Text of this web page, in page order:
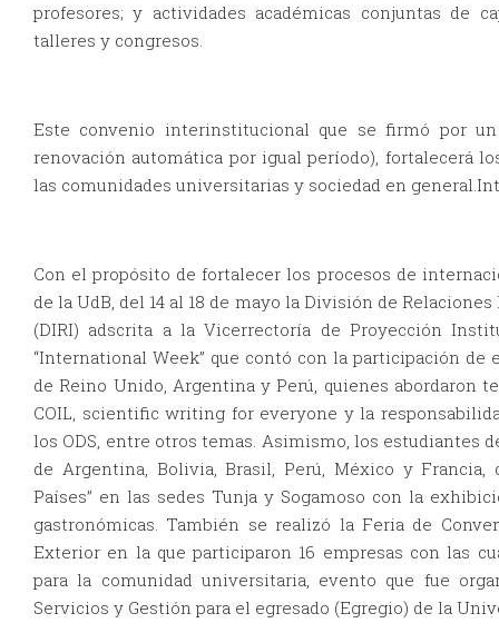
profesores; y actividades académicas conjuntas de
talleres y congresos.
Este convenio interinstitucional que se firmó por
renovación automática por igual período), fortalecerá
las comunidades universitarias y sociedad en
Con el propósito de fortalecer los procesos de
de la UdB, del 14 al 18 de mayo la División de
(DIRI) adscrita a la Vicerrectoría de Proyección
“International Week” que contó con la participación
de Reino Unido, Argentina y Perú, quienes abordaron
COIL, scientific writing for everyone y la
los ODS, entre otros temas. Asimismo, los estudiantes
de Argentina, Bolivia, Brasil, Perú, México y Francia,
Países” en las sedes Tunja y Sogamoso con la
gastronómicas. También se realizó la Feria de
Exterior en la que participaron 16 empresas con las
para la comunidad universitaria, evento que fue
Servicios y Gestión para el egresado (Egregio) de la